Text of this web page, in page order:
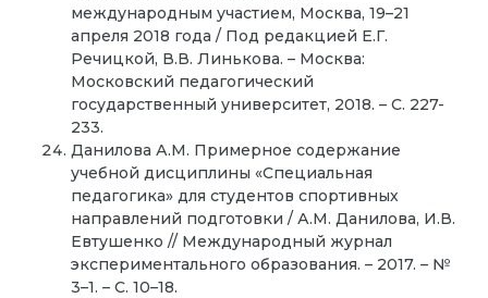
международным участием, Москва, 19–21
апреля 2018 года / Под редакцией Е.Г.
Речицкой, В.В. Линькова. – Москва:
Московский педагогический
государственный университет, 2018. – С. 227-
233.
Данилова А.М. Примерное содержание
учебной дисциплины «Специальная
педагогика» для студентов спортивных
направлений подготовки / А.М. Данилова, И.В.
Евтушенко // Международный журнал
экспериментального образования. – 2017. – №
3–1. – С. 10–18.